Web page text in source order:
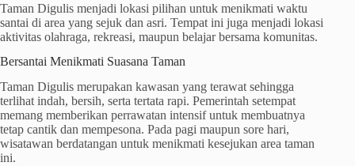
Taman Digulis menjadi lokasi pilihan untuk menikmati waktu
santai di area yang sejuk dan asri. Tempat ini juga menjadi lokasi
aktivitas olahraga, rekreasi, maupun belajar bersama komunitas.
Bersantai Menikmati Suasana Taman
Taman Digulis merupakan kawasan yang terawat sehingga
terlihat indah, bersih, serta tertata rapi. Pemerintah setempat
memang memberikan perrawatan intensif untuk membuatnya
tetap cantik dan mempesona. Pada pagi maupun sore hari,
wisatawan berdatangan untuk menikmati kesejukan area taman
ini.